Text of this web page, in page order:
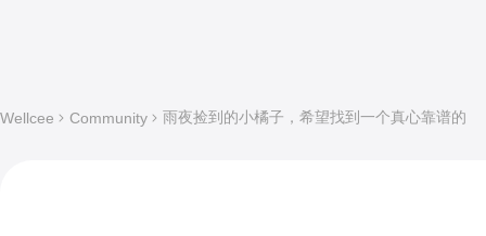
Wellcee Community 雨夜捡到的小橘子，希望找到一个真心靠谱的